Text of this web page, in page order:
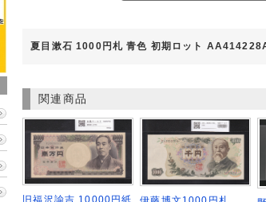
夏目漱石 1000円札 青色 初期ロット
関連商品
旧福沢諭吉 10000円紙